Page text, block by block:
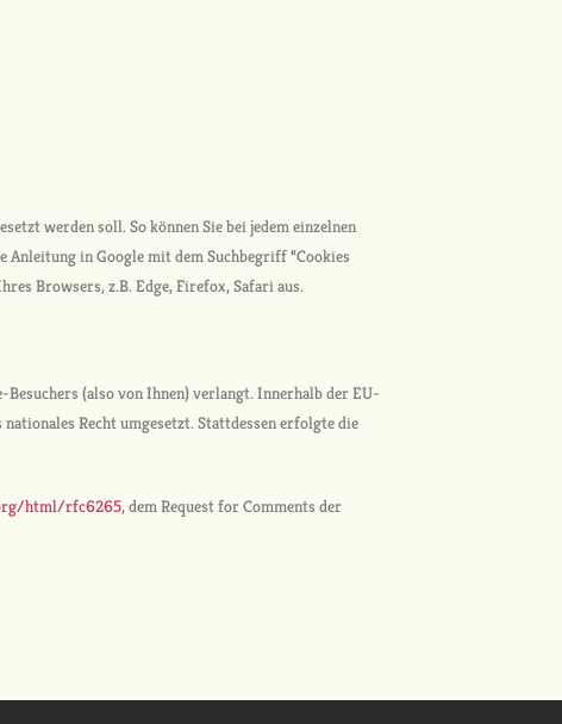
werden soll. So können Sie bei jedem einzelnen
Anleitung in Google mit dem Suchbegriff “Cookies
Browsers, z.B. Edge, Firefox, Safari aus.
(also von Ihnen) verlangt. Innerhalb der EU-
Recht umgesetzt. Stattdessen erfolgte die
html/rfc6265, dem Request for Comments der